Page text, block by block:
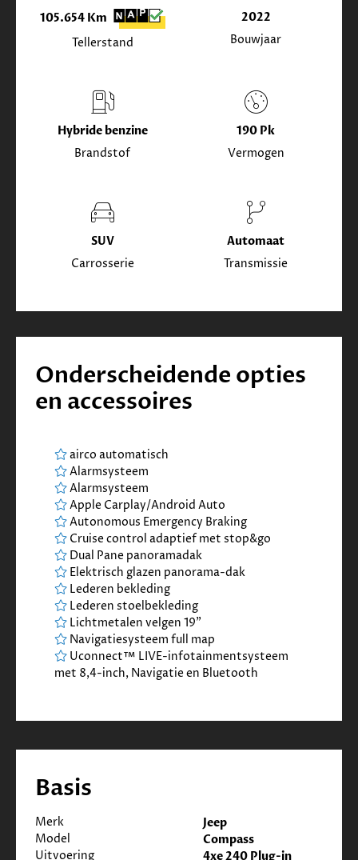
105.654 Km
Tellerstand
2022
Bouwjaar
Hybride benzine
Brandstof
190 Pk
Vermogen
SUV
Carrosserie
Automaat
Transmissie
Onderscheidende opties
en accessoires
airco automatisch
Alarmsysteem
Alarmsysteem
Apple Carplay/Android Auto
Autonomous Emergency Braking
Cruise control adaptief met stop&go
Dual Pane panoramadak
Elektrisch glazen panorama-dak
Lederen bekleding
Lederen stoelbekleding
Lichtmetalen velgen 19"
Navigatiesysteem full map
Uconnect™ LIVE-infotainmentsysteem
met 8,4-inch, Navigatie en Bluetooth
Basis
Merk Jeep
Model Compass
Uitvoering 4xe 240 Plug-in